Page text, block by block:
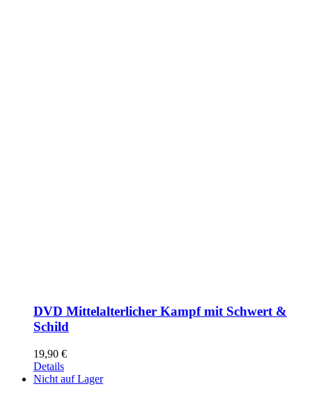
DVD Mittelalterlicher Kampf mit Schwert &
Schild
19,90 €
Details
Nicht auf Lager